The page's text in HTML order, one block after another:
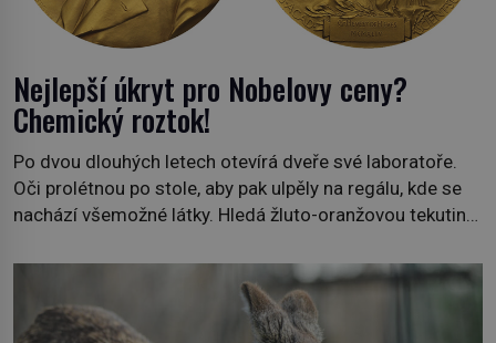
Nejlepší úkryt pro Nobelovy ceny?
Chemický roztok!
Po dvou dlouhých letech otevírá dveře své laboratoře.
Oči prolétnou po stole, aby pak ulpěly na regálu, kde se
nachází všemožné látky. Hledá žluto-oranžovou tekutinu,
plán dokončit. Pod termínem aqua regia se skrývá
směs s názvem lučavka královská. Svůj přídomek nemá
pro nic za nic, […]